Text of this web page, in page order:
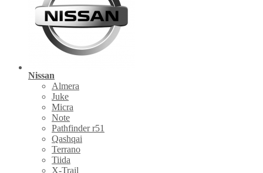
Nissan
Almera
Juke
Micra
Note
Pathfinder r51
Qashqai
Terrano
Tiida
X-Trail